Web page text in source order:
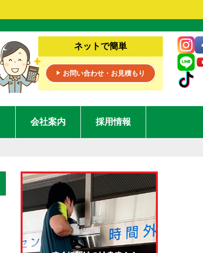
ネットで簡単
▶ お問い合わせ・お見積もり
会社案内 採用情報